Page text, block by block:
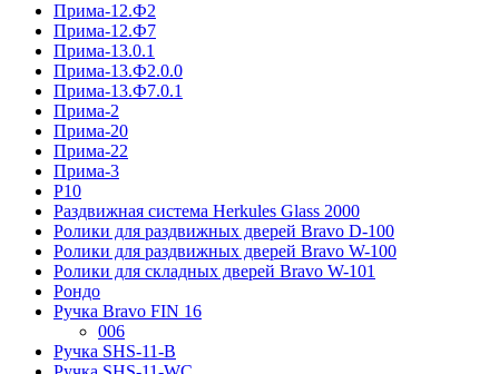
Прима-12.Ф2
Прима-12.Ф7
Прима-13.0.1
Прима-13.Ф2.0.0
Прима-13.Ф7.0.1
Прима-2
Прима-20
Прима-22
Прима-3
Р10
Раздвижная система Herkules Glass 2000
Ролики для раздвижных дверей Bravo D-100
Ролики для раздвижных дверей Bravo W-100
Ролики для складных дверей Bravo W-101
Рондо
Ручка Bravo FIN 16
006
Ручка SHS-11-B